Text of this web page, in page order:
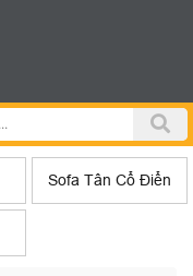
Sofa Tân Cổ Điển